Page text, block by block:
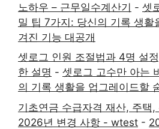
노하우 – 근무일수계산기 - 셋
밀 팁 7가지: 당신의 기록 생활
겨진 기능 대공개
셋로그 인원 조절법과 4명 설
한 설명 - 셋로그 고수만 아는
의 기록 생활을 업그레이드할
기초연금 수급자격 재산, 주택
2026년 변경 사항 - wtest -